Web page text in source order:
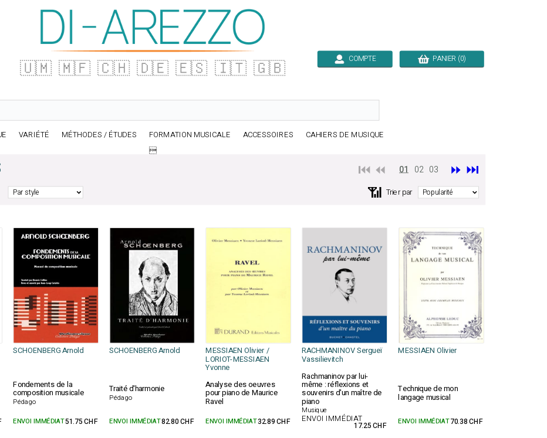
🇺🇲 🇲🇫 🇨🇭 🇩🇪 🇪🇸 🇮🇹 🇬🇧 COMPTE PANIER (0)
VARIÉTÉ MÉTHODES / ÉTUDES FORMATION MUSICALE ACCESSOIRES
CAHIERS DE MUSIQUE

⏮️ ⏪ 01 02 03 ⏩ ⏭️
📶 Trier par
SCHOENBERG Arnold SCHOENBERG Arnold MESSIAEN Olivier /
LORIOT-MESSIAEN
Yvonne
RACHMANINOV Sergueï
Vassilievitch
MESSIAEN Olivier
Fondements de la
composition musicale
Pédago
Traité d'harmonie
Pédago
Analyse des oeuvres
pour piano de Maurice
Ravel
Rachmaninov par lui-
même : réflexions et
souvenirs d'un maître de
piano
Musique
Technique de mon
langage musical
ENVOI IMMÉDIAT51.75 CHF ENVOI IMMÉDIAT82.80 CHF ENVOI IMMÉDIAT32.89 CHF ENVOI IMMÉDIAT
17.25 CHF ENVOI IMMÉDIAT70.38 CHF